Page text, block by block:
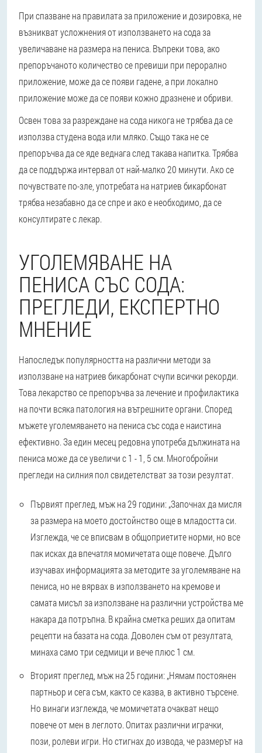
При спазване на правилата за приложение и дозировка, не
възникват усложнения от използването на сода за
увеличаване на размера на пениса. Въпреки това, ако
препоръчаното количество се превиши при перорално
приложение, може да се появи гадене, а при локално
приложение може да се появи кожно дразнене и обриви.
Освен това за разреждане на сода никога не трябва да се
използва студена вода или мляко. Също така не се
препоръчва да се яде веднага след такава напитка. Трябва
да се поддържа интервал от най-малко 20 минути. Ако се
почувствате по-зле, употребата на натриев бикарбонат
трябва незабавно да се спре и ако е необходимо, да се
консултирате с лекар.
УГОЛЕМЯВАНЕ НА
ПЕНИСА СЪС СОДА:
ПРЕГЛЕДИ, ЕКСПЕРТНО
МНЕНИЕ
Напоследък популярността на различни методи за
използване на натриев бикарбонат счупи всички рекорди.
Това лекарство се препоръчва за лечение и профилактика
на почти всяка патология на вътрешните органи. Според
мъжете уголемяването на пениса със сода е наистина
ефективно. За един месец редовна употреба дължината на
пениса може да се увеличи с 1 - 1, 5 см. Многобройни
прегледи на силния пол свидетелстват за този резултат.
Първият преглед, мъж на 29 години: „Започнах да мисля
за размера на моето достойнство още в младостта си.
Изглежда, че се вписвам в общоприетите норми, но все
пак исках да впечатля момичетата още повече. Дълго
изучавах информацията за методите за уголемяване на
пениса, но не вярвах в използването на кремове и
самата мисъл за използване на различни устройства ме
накара да потръпна. В крайна сметка реших да опитам
рецепти на базата на сода. Доволен съм от резултата,
минаха само три седмици и вече плюс 1 см.
Вторият преглед, мъж на 25 години: „Нямам постоянен
партньор и сега съм, както се казва, в активно търсене.
Но винаги изглежда, че момичетата очакват нещо
повече от мен в леглото. Опитах различни играчки,
пози, ролеви игри. Но стигнах до извода, че размерът на